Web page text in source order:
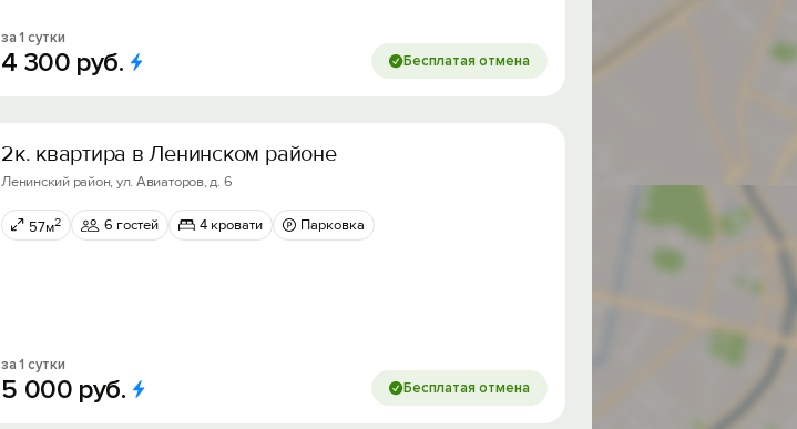
за 1 сутки
4 300 руб. Бесплатая отмена
2к. квартира в Ленинском районе
Ленинский район, ул. Авиаторов, д. 6
57м2 6 гостей 4 кровати Парковка
за 1 сутки
5 000 руб. Бесплатая отмена